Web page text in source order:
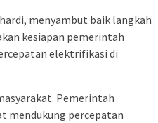
menyambut baik langkah
kesiapan pemerintah
elektrifikasi di
Pemerintah
mendukung percepatan